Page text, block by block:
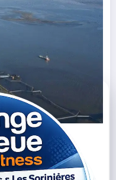
,Économie Gijón,
,Saint-Nazaire,